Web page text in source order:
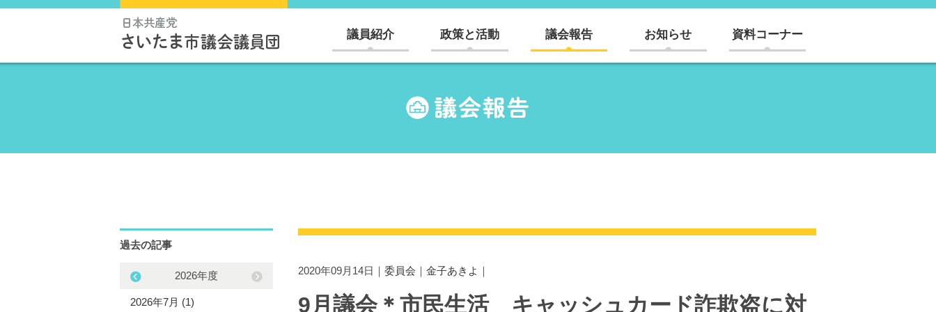
議員紹介 政策と活動 議会報告 お知らせ 資料コーナー
2020年09月14日｜ 委員会 ｜ 金子あきよ ｜
9月議会＊市民生活 キャッシュカード詐欺盗に対
過去の記事
2026年度
2026年7月 (1)